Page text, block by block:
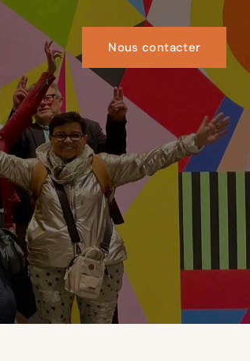
Nous contacter